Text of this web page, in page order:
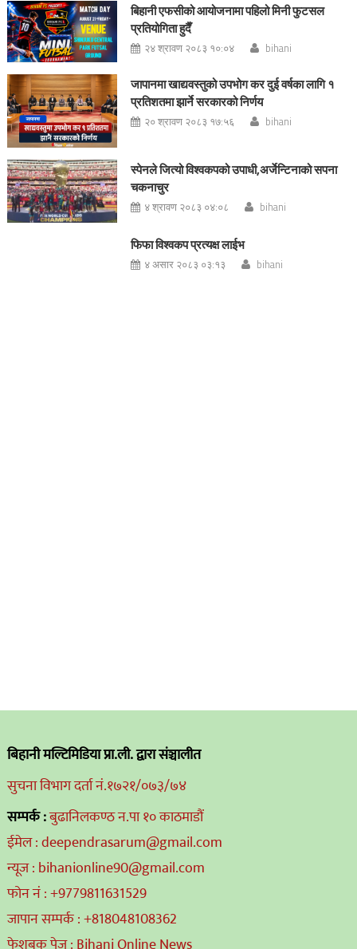
बिहानी एफसीको आयोजनामा पहिलो मिनी फुटसल
प्रतियोगिता हुदैँ
२४ श्रावण २०८३ १०:०४ bihani
जापानमा खाद्यवस्तुको उपभोग कर दुई वर्षका लागि १
प्रतिशतमा झार्ने सरकारको निर्णय
२० श्रावण २०८३ १७:५६ bihani
स्पेनले जित्यो विश्वकपको उपाधी,अर्जेन्टिनाको सपना
चकनाचुर
४ श्रावण २०८३ ०४:०८ bihani
फिफा विश्वकप प्रत्यक्ष लाईभ
४ असार २०८३ ०३:१३ bihani
बिहानी मल्टिमिडिया प्रा.ली. द्वारा संञ्चालीत
सुचना विभाग दर्ता नं.१७२१/०७३/७४
सम्पर्क :बुढानिलकण्ठ न.पा १० काठमाडौं
ईमेल : deependrasarum@gmail.com
न्यूज : bihanionline90@gmail.com
फोन नं : +9779811631529
जापान सम्पर्क : +818048108362